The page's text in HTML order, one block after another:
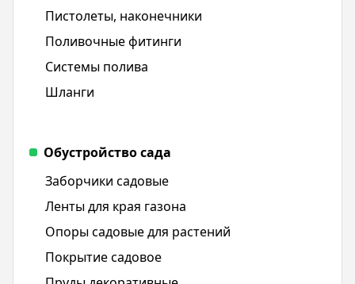
Пистолеты, наконечники
Поливочные фитинги
Системы полива
Шланги
Обустройство сада
Заборчики садовые
Ленты для края газона
Опоры садовые для растений
Покрытие садовое